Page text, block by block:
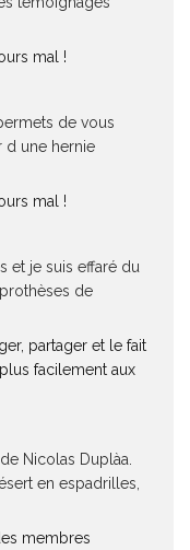
mal !
de vous
d une hernie
mal !
et je suis effaré du
de
partager et le fait
facilement aux
Nicolas Duplàa.
en espadrilles,
membres